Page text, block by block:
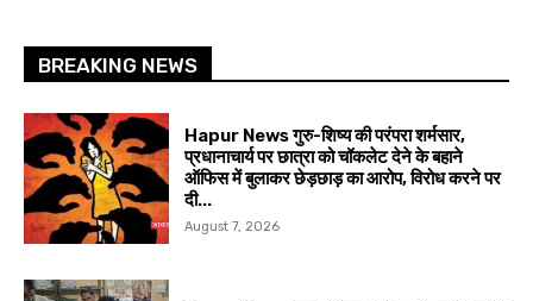
BREAKING NEWS
Hapur News गुरु-शिष्य की परंपरा शर्मसार,
प्रधानाचार्य पर छात्रा को चॉकलेट देने के बहाने
ऑफिस में बुलाकर छेड़छाड़ का आरोप, विरोध करने पर
दी...
August 7, 2026